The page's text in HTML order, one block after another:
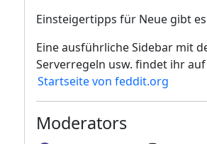
Einsteigertipps für Neue gibt es
Eine ausführliche Sidebar mit
Serverregeln usw. findet ihr
Startseite von feddit.org
Moderators